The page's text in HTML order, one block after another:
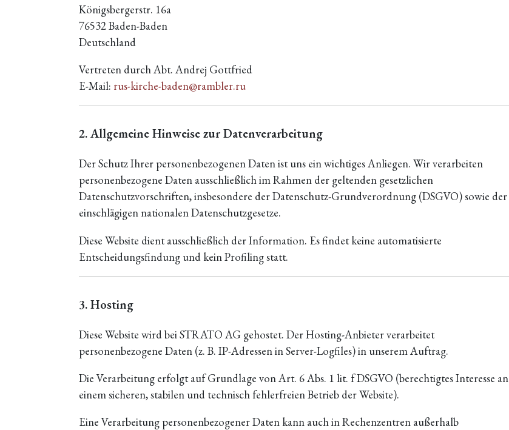
Königsbergerstr. 16a
76532 Baden-Baden
Deutschland
Vertreten durch Abt. Andrej Gottfried
E-Mail: rus-kirche-baden@rambler.ru
2. Allgemeine Hinweise zur Datenverarbeitung
Der Schutz Ihrer personenbezogenen Daten ist uns ein wichtiges Anliegen. Wir verarbeiten
personenbezogene Daten ausschließlich im Rahmen der geltenden gesetzlichen
Datenschutzvorschriften, insbesondere der Datenschutz-Grundverordnung (DSGVO) sowie der
einschlägigen nationalen Datenschutzgesetze.
Diese Website dient ausschließlich der Information. Es findet keine automatisierte
Entscheidungsfindung und kein Profiling statt.
3. Hosting
Diese Website wird bei STRATO AG gehostet. Der Hosting-Anbieter verarbeitet
personenbezogene Daten (z. B. IP-Adressen in Server-Logfiles) in unserem Auftrag.
Die Verarbeitung erfolgt auf Grundlage von Art. 6 Abs. 1 lit. f DSGVO (berechtigtes Interesse an
einem sicheren, stabilen und technisch fehlerfreien Betrieb der Website).
Eine Verarbeitung personenbezogener Daten kann auch in Rechenzentren außerhalb